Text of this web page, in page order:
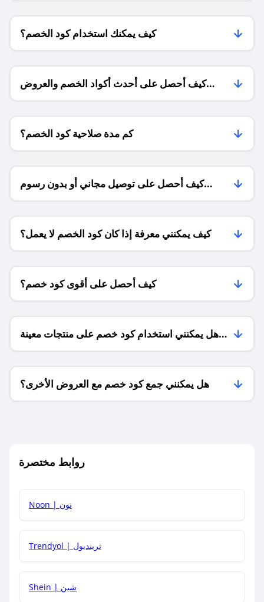
كيف يمكنك استخدام كود الخصم؟
كيف أحصل على أحدث أكواد الخصم والعروض
للمتاجر؟
كم مدة صلاحية كود الخصم؟
كيف أحصل على توصيل مجاني أو بدون رسوم
الشحن ؟
كيف يمكنني معرفة إذا كان كود الخصم لا يعمل؟
كيف أحصل على أقوى كود خصم؟
هل يمكنني استخدام كود خصم على منتجات معينة
فقط؟
هل يمكنني جمع كود خصم مع العروض الأخرى؟
كم مدة صلاحية كود الخصم؟
روابط مختصرة
Noon | نون
Trendyol | ترينديول
Shein | شين